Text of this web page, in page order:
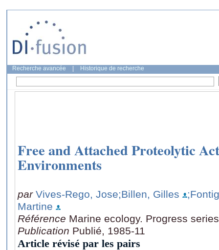
Recherche avancée Historique de recherche
Free and Attached Proteolytic
Environments
par Vives-Rego, Jose;Billen, Gilles
Martine
Référence Marine ecology. Progress
Publication Publié, 1985-11
Article révisé par les pairs